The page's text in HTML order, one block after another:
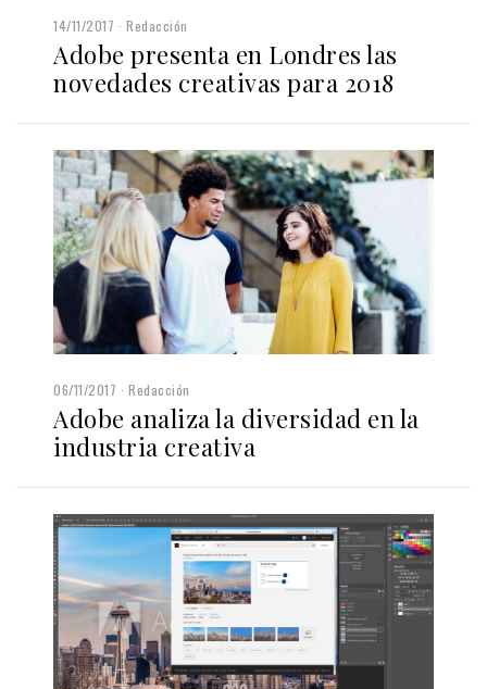
14/11/2017 Redacción
Adobe presenta en Londres las
novedades creativas para 2018
06/11/2017 Redacción
Adobe analiza la diversidad en la
industria creativa